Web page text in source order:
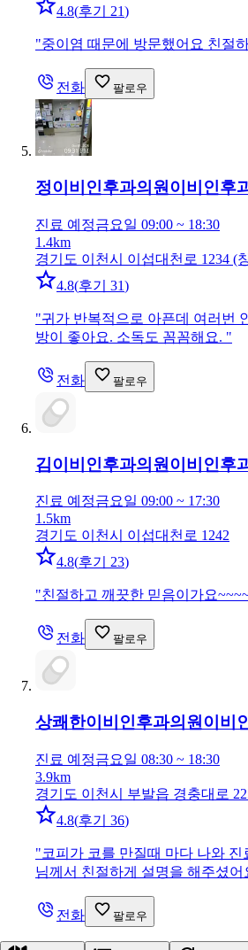
4.8(후기 21)
"중이염 때문에 방문했어요 친절
전화 팔로우
정이비인후과의원 이비인후
진료 예정금요일 09:00 ~ 18:30
1.4km
경기도 이천시 이섭대천로 1234 (
4.8(후기 31)
"귀가 반복적으로 아픈데 여러번
방이 좋아요. 소독도 꼼꼼해요. "
전화 팔로우
김이비인후과의원 이비인후
진료 예정금요일 09:00 ~ 17:30
1.5km
경기도 이천시 이섭대천로 1242
4.8(후기 23)
"친절하고 깨끗한 믿음이가요
전화 팔로우
상쾌한이비인후과의원 이비
진료 예정금요일 08:30 ~ 18:30
3.9km
경기도 이천시 부발읍 경충대로
4.8(후기 36)
"코피가 코를 만질때 마다 나와
님께서 친절하게 설명을 해주셨어
전화 팔로우